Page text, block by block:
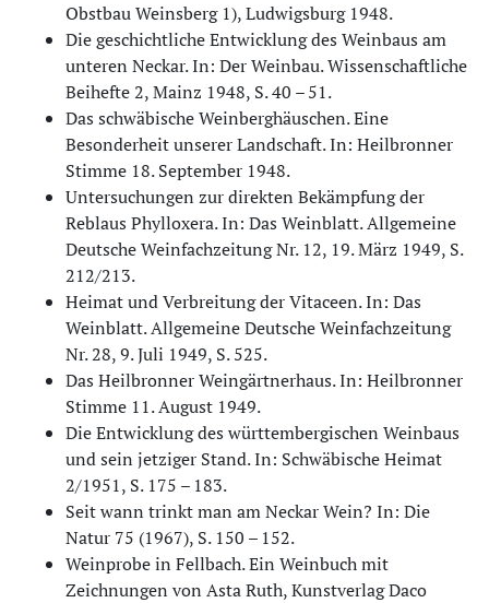
Obstbau Weinsberg 1), Ludwigsburg 1948.
Die geschichtliche Entwicklung des Weinbaus am
unteren Neckar. In: Der Weinbau. Wissenschaftliche
Beihefte 2, Mainz 1948, S. 40 – 51.
Das schwäbische Weinberghäuschen. Eine
Besonderheit unserer Landschaft. In: Heilbronner
Stimme 18. September 1948.
Untersuchungen zur direkten Bekämpfung der
Reblaus Phylloxera. In: Das Weinblatt. Allgemeine
Deutsche Weinfachzeitung Nr. 12, 19. März 1949, S.
212/213.
Heimat und Verbreitung der Vitaceen. In: Das
Weinblatt. Allgemeine Deutsche Weinfachzeitung
Nr. 28, 9. Juli 1949, S. 525.
Das Heilbronner Weingärtnerhaus. In: Heilbronner
Stimme 11. August 1949.
Die Entwicklung des württembergischen Weinbaus
und sein jetziger Stand. In: Schwäbische Heimat
2/1951, S. 175 – 183.
Seit wann trinkt man am Neckar Wein? In: Die
Natur 75 (1967), S. 150 – 152.
Weinprobe in Fellbach. Ein Weinbuch mit
Zeichnungen von Asta Ruth, Kunstverlag Daco